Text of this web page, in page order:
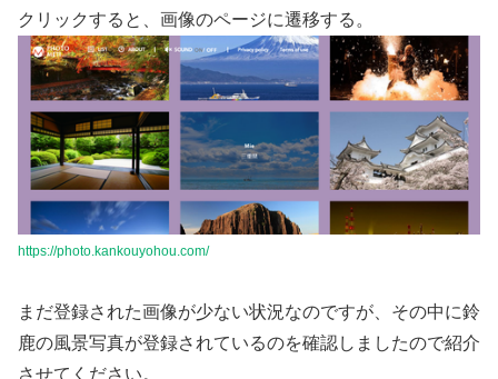
クリックすると、画像のページに遷移する。
https://photo.kankouyohou.com/
まだ登録された画像が少ない状況なのですが、その中に鈴
鹿の風景写真が登録されているのを確認しましたので紹介
させてください。